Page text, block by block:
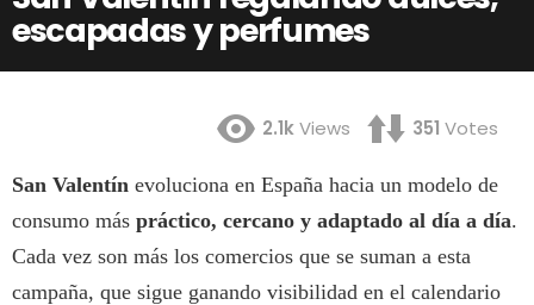
escapadas y perfumes
2.1kViews 351 Votes
San Valentín evoluciona en España hacia un modelo de
consumo más práctico, cercano y adaptado al día a día.
Cada vez son más los comercios que se suman a esta
campaña, que sigue ganando visibilidad en el calendario